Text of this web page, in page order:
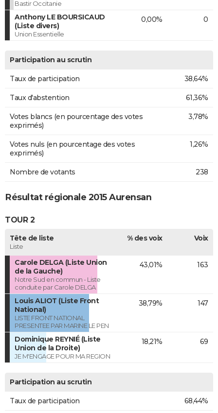
Bastir Occitanie
Anthony LE BOURSICAUD
(Liste divers)
Union Essentielle
0,00% 0
Participation au scrutin
Taux de participation 38,64%
Taux d'abstention 61,36%
Votes blancs (en pourcentage des votes
exprimés)
3,78%
Votes nuls (en pourcentage des votes
exprimés)
1,26%
Nombre de votants 238
Résultat régionale 2015 Aurensan
TOUR 2
Tête de liste
Liste
% des voix Voix
Carole DELGA (Liste Union
de la Gauche)
Notre Sud en commun - Liste
conduite par Carole DELGA
43,01% 163
Louis ALIOT (Liste Front
National)
LISTE FRONT NATIONAL
PRESENTEE PAR MARINE LE PEN
38,79% 147
Dominique REYNIÉ (Liste
Union de la Droite)
JE M'ENGAGE POUR MA REGION
18,21% 69
Participation au scrutin
Taux de participation 68,44%